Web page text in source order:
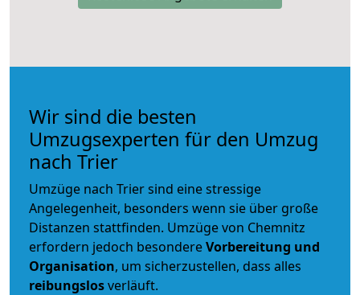
Wir sind die besten
Umzugsexperten für den Umzug
nach Trier
Umzüge nach Trier sind eine stressige
Angelegenheit, besonders wenn sie über große
Distanzen stattfinden. Umzüge von Chemnitz
erfordern jedoch besondereVorbereitung und
Organisation, um sicherzustellen, dass alles
reibungslosverläuft.